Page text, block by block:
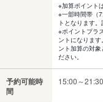
※加算ポイント
※一部時間帯（
トとなります
※ポイントプラ
ントになりま
ント加算の対
ださい。
予約可能時
間
15:00～21:30